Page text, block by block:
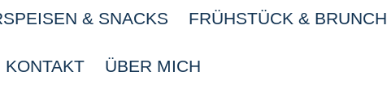
& SNACKS FRÜHSTÜCK & BRUNCH
KONTAKT ÜBER MICH